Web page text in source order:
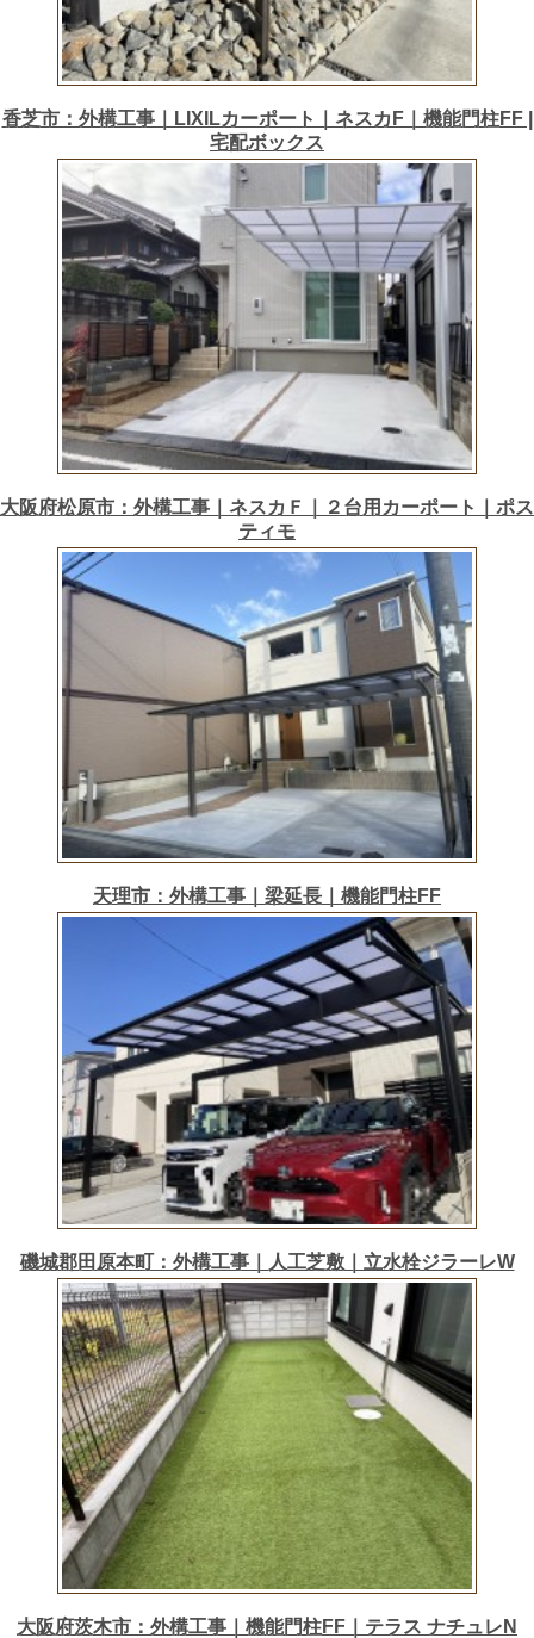
香芝市：外構工事｜LIXILカーポート｜ネスカF｜機能門柱FF |
宅配ボックス
大阪府松原市：外構工事｜ネスカＦ｜２台用カーポート｜ポス
ティモ
天理市：外構工事｜梁延長｜機能門柱FF
磯城郡田原本町：外構工事｜人工芝敷｜立水栓ジラーレW
大阪府茨木市：外構工事｜機能門柱FF｜テラス ナチュレN